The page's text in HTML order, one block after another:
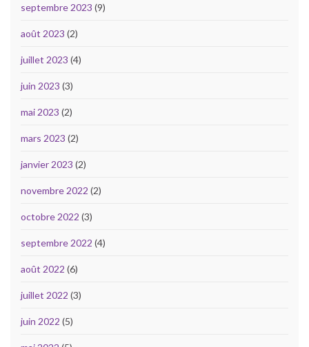
septembre 2023 (9)
août 2023 (2)
juillet 2023 (4)
juin 2023 (3)
mai 2023 (2)
mars 2023 (2)
janvier 2023 (2)
novembre 2022 (2)
octobre 2022 (3)
septembre 2022 (4)
août 2022 (6)
juillet 2022 (3)
juin 2022 (5)